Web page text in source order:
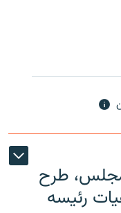
مجلس، طرح
رئیسه